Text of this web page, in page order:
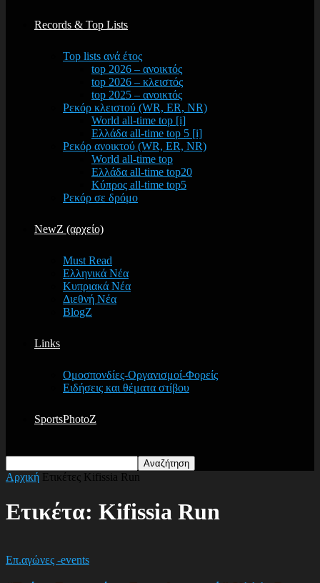
Records & Top Lists
Top lists ανά έτος
top 2026 – ανοικτός
top 2026 – κλειστός
top 2025 – ανοικτός
Ρεκόρ κλειστού (WR, ER, NR)
World all-time top [i]
Ελλάδα all-time top 5 [i]
Ρεκόρ ανοικτού (WR, ER, NR)
World all-time top
Ελλάδα all-time top20
Κύπρος all-time top5
Ρεκόρ σε δρόμο
NewZ (αρχείο)
Must Read
Ελληνικά Νέα
Κυπριακά Νέα
Διεθνή Νέα
BlogZ
Links
Ομοσπονδίες-Οργανισμοί-Φορείς
Ειδήσεις και θέματα στίβου
SportsPhotoZ
Αρχική Ετικέτες Kifissia Run
Ετικέτα: Kifissia Run
Επ.αγώνες -events